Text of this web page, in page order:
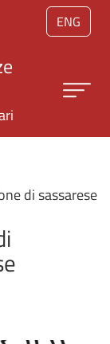
principale
ENG
di sassarese